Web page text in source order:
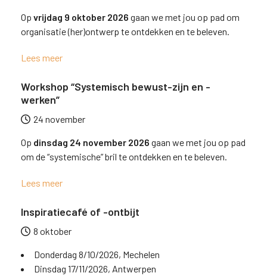
Op vrijdag 9 oktober 2026 gaan we met jou op pad om
organisatie (her)ontwerp te ontdekken en te beleven.
Lees meer
Workshop “Systemisch bewust-zijn en -
werken”
24 november
Op dinsdag 24 november 2026 gaan we met jou op pad
om de “systemische” bril te ontdekken en te beleven.
Lees meer
Inspiratiecafé of -ontbijt
8 oktober
Donderdag 8/10/2026, Mechelen
Dinsdag 17/11/2026, Antwerpen